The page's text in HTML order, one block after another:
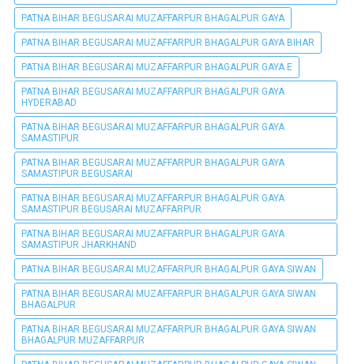
PATNA BIHAR BEGUSARAI MUZAFFARPUR BHAGALPUR GAYA
PATNA BIHAR BEGUSARAI MUZAFFARPUR BHAGALPUR GAYA BIHAR
PATNA BIHAR BEGUSARAI MUZAFFARPUR BHAGALPUR GAYA E
PATNA BIHAR BEGUSARAI MUZAFFARPUR BHAGALPUR GAYA
HYDERABAD
PATNA BIHAR BEGUSARAI MUZAFFARPUR BHAGALPUR GAYA
SAMASTIPUR
PATNA BIHAR BEGUSARAI MUZAFFARPUR BHAGALPUR GAYA
SAMASTIPUR BEGUSARAI
PATNA BIHAR BEGUSARAI MUZAFFARPUR BHAGALPUR GAYA
SAMASTIPUR BEGUSARAI MUZAFFARPUR
PATNA BIHAR BEGUSARAI MUZAFFARPUR BHAGALPUR GAYA
SAMASTIPUR JHARKHAND
PATNA BIHAR BEGUSARAI MUZAFFARPUR BHAGALPUR GAYA SIWAN
PATNA BIHAR BEGUSARAI MUZAFFARPUR BHAGALPUR GAYA SIWAN
BHAGALPUR
PATNA BIHAR BEGUSARAI MUZAFFARPUR BHAGALPUR GAYA SIWAN
BHAGALPUR MUZAFFARPUR